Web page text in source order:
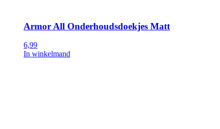
Armor All Onderhoudsdoekjes Matt
6,99
In winkelmand